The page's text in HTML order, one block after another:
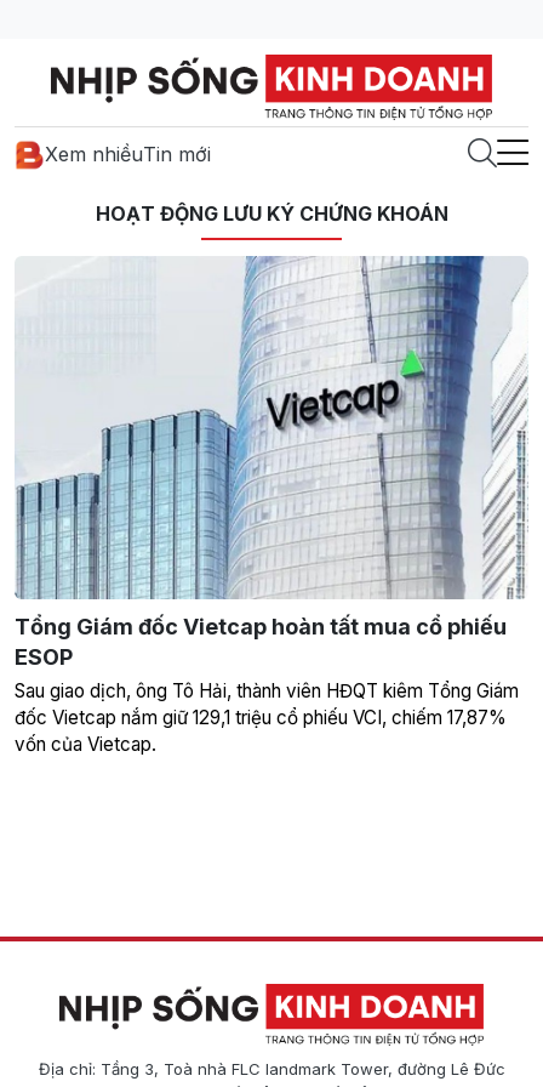
Xem nhiềuTin mới
HOẠT ĐỘNG LƯU KÝ CHỨNG KHOÁN
Tổng Giám đốc Vietcap hoàn tất mua cổ phiếu
ESOP
Sau giao dịch, ông Tô Hải, thành viên HĐQT kiêm Tổng Giám
đốc Vietcap nắm giữ 129,1 triệu cổ phiếu VCI, chiếm 17,87%
vốn của Vietcap.
Địa chỉ: Tầng 3, Toà nhà FLC landmark Tower, đường Lê Đức